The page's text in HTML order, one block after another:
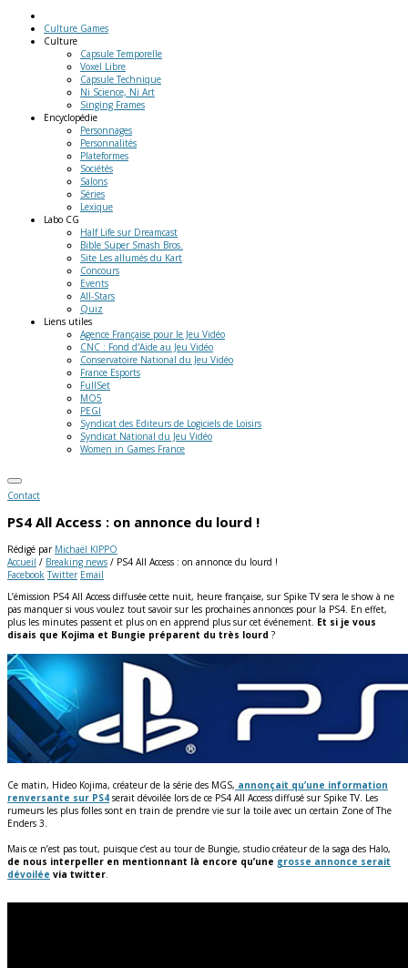
Culture Games
Culture
Capsule Temporelle
Voxel Libre
Capsule Technique
Ni Science, Ni Art
Singing Frames
Encyclopédie
Personnages
Personnalités
Plateformes
Sociétés
Salons
Séries
Lexique
Labo CG
Half Life sur Dreamcast
Bible Super Smash Bros.
Site Les allumés du Kart
Concours
Events
All-Stars
Quiz
Liens utiles
Agence Française pour le Jeu Vidéo
CNC : Fond d'Aide au Jeu Vidéo
Conservatoire National du Jeu Vidéo
France Esports
FullSet
MO5
PEGI
Syndicat des Editeurs de Logiciels de Loisirs
Syndicat National du Jeu Vidéo
Women in Games France
Contact
PS4 All Access : on annonce du lourd !
Rédigé par Michaël KIPPO
Accueil / Breaking news / PS4 All Access : on annonce du lourd !
Facebook Twitter Email
L’émission PS4 All Access diffusée cette nuit, heure française, sur Spike TV sera le show à ne
pas manquer si vous voulez tout savoir sur les prochaines annonces pour la PS4. En effet,
plus les minutes passent et plus on en apprend plus sur cet événement. Et si je vous
disais que Kojima et Bungie préparent du très lourd ?
Ce matin, Hideo Kojima, créateur de la série des MGS, annonçait qu’une information
renversante sur PS4 serait dévoilée lors de ce PS4 All Access diffusé sur Spike TV. Les
rumeurs les plus folles sont en train de prendre vie sur la toile avec un certain Zone of The
Enders 3.
Mais ce n’est pas tout, puisque c’est au tour de Bungie, studio créateur de la saga des Halo,
de nous interpeller en mentionnant là encore qu’une grosse annonce serait
dévoilée via twitter.